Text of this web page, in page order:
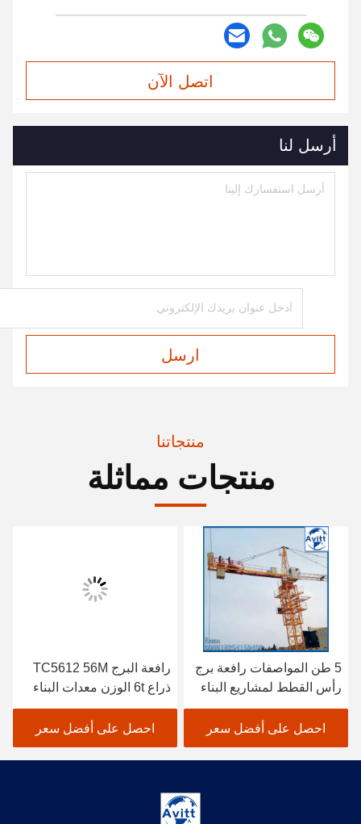
اتصل الآن
أرسل لنا
ارسل
منتجاتنا
منتجات مماثلة
5 طن المواصفات رافعة برج
رأس القطط لمشاريع البناء
المدني
احصل على أفضل سعر
رافعة البرج TC5612 56M
ذراع 6t الوزن معدات البناء
احصل على أفضل سعر